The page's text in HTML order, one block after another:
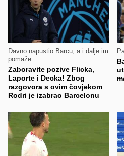
Davno napustio Barcu, a i dalje im
pomaže
Zaboravite pozive Flicka,
Laporte i Decka! Zbog
razgovora s ovim čovjekom
Rodri je izabrao Barcelonu